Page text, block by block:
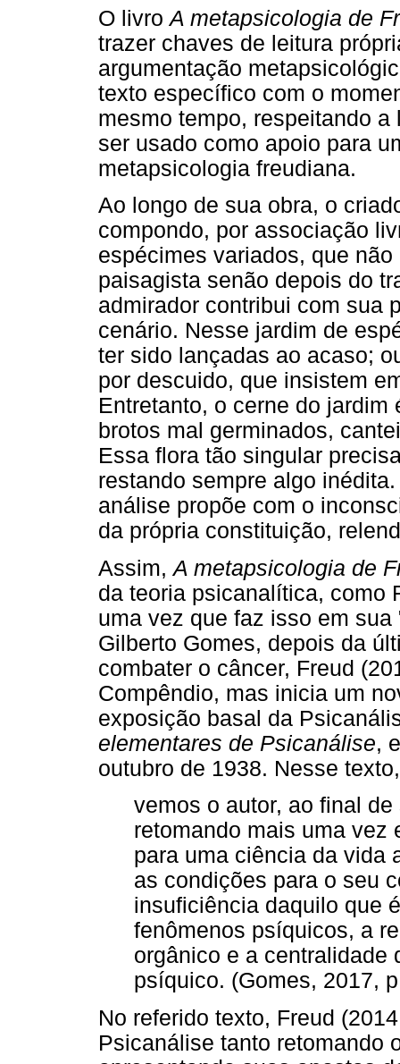
O livroA metapsicologia de
trazer chaves de leitura
argumentação
texto específico com o
mesmo tempo, respeitando
ser usado como apoio para
metapsicologia freudiana.
Ao longo de sua obra, o
compondo, por associação
espécimes variados, que
paisagista senão depois do
admirador contribui com sua
cenário. Nesse jardim de
ter sido lançadas ao acaso;
por descuido, que insistem
Entretanto, o cerne do
brotos mal germinados,
Essa flora tão singular
restando sempre algo
análise propõe com o
da própria constituição,
Assim,A metapsicologia de
da teoria psicanalítica, como
uma vez que faz isso em
Gilberto Gomes, depois da
combater o câncer, Freud
Compêndio, mas inicia um
exposição basal da
elementares de Psicanálise,
outubro de 1938. Nesse texto,
vemos o autor, ao final
retomando mais uma vez
para uma ciência da vida
as condições para o seu
insuficiência daquilo que
fenômenos psíquicos, a
orgânico e a centralidade
psíquico. (Gomes, 2017,
No referido texto, Freud
Psicanálise tanto retomando